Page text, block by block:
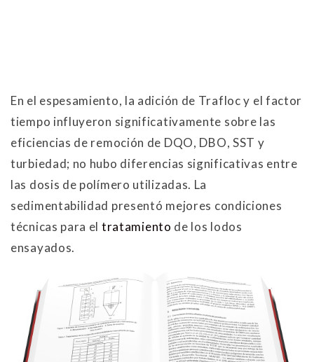
En el espesamiento, la adición de Trafloc y el factor
tiempo influyeron significativamente sobre las
eficiencias de remoción de DQO, DBO, SST y
turbiedad; no hubo diferencias significativas entre
las dosis de polímero utilizadas. La
sedimentabilidad presentó mejores condiciones
técnicas para el tratamiento de los lodos
ensayados.